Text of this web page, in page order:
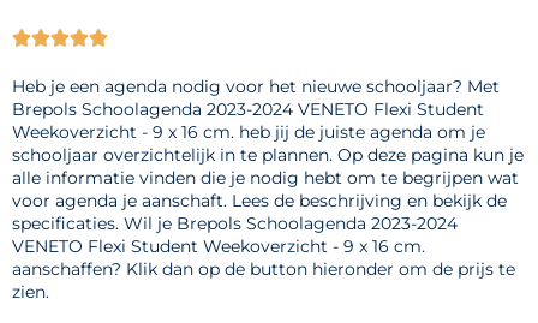

Heb je een agenda nodig voor het nieuwe schooljaar? Met
Brepols Schoolagenda 2023-2024 VENETO Flexi Student
Weekoverzicht - 9 x 16 cm. heb jij de juiste agenda om je
schooljaar overzichtelijk in te plannen. Op deze pagina kun je
alle informatie vinden die je nodig hebt om te begrijpen wat
voor agenda je aanschaft. Lees de beschrijving en bekijk de
specificaties. Wil je Brepols Schoolagenda 2023-2024
VENETO Flexi Student Weekoverzicht - 9 x 16 cm.
aanschaffen? Klik dan op de button hieronder om de prijs te
zien.